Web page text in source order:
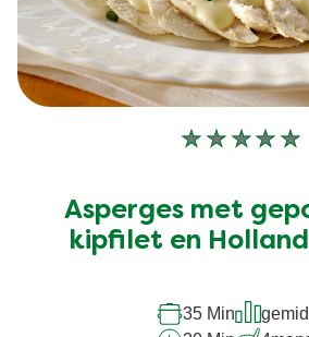
Geen
voor
deze
Asperges met
kipfilet en
35 Min